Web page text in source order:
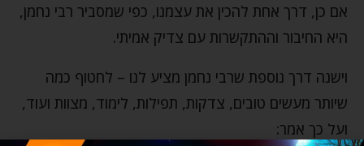
אם כן, דרך אחת להכין את עצמנו, כפי שמסביר רבי נחמן,
היא החיבור וההתקשרות עם צדיק אמיתי.
וישנה דרך נוספת שרבי נחמן מציע לנו – לחטוף כמה
שיותר מעשים טובים, צדקות, תפילות, לימוד, מצוות ועוד,
ועל כך אמר: